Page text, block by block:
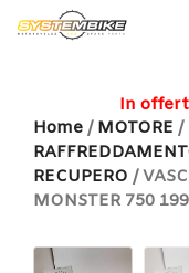
Home
Shop Moto
Shop Ricambi
Home / MOTORE /
RECUPERO /
MONSTER 750
In